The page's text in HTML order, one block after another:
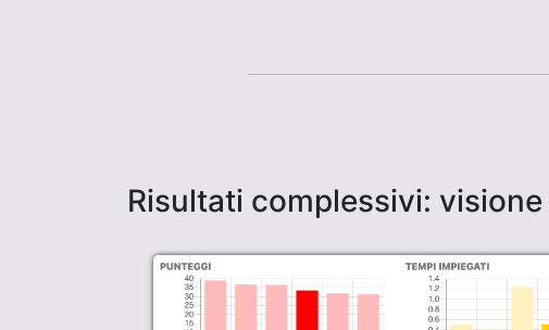
Risultati complessivi: